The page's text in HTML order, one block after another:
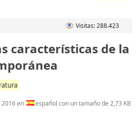
Visitas: 288.423
características de la
2016en español con un tamaño de 2,73 KB